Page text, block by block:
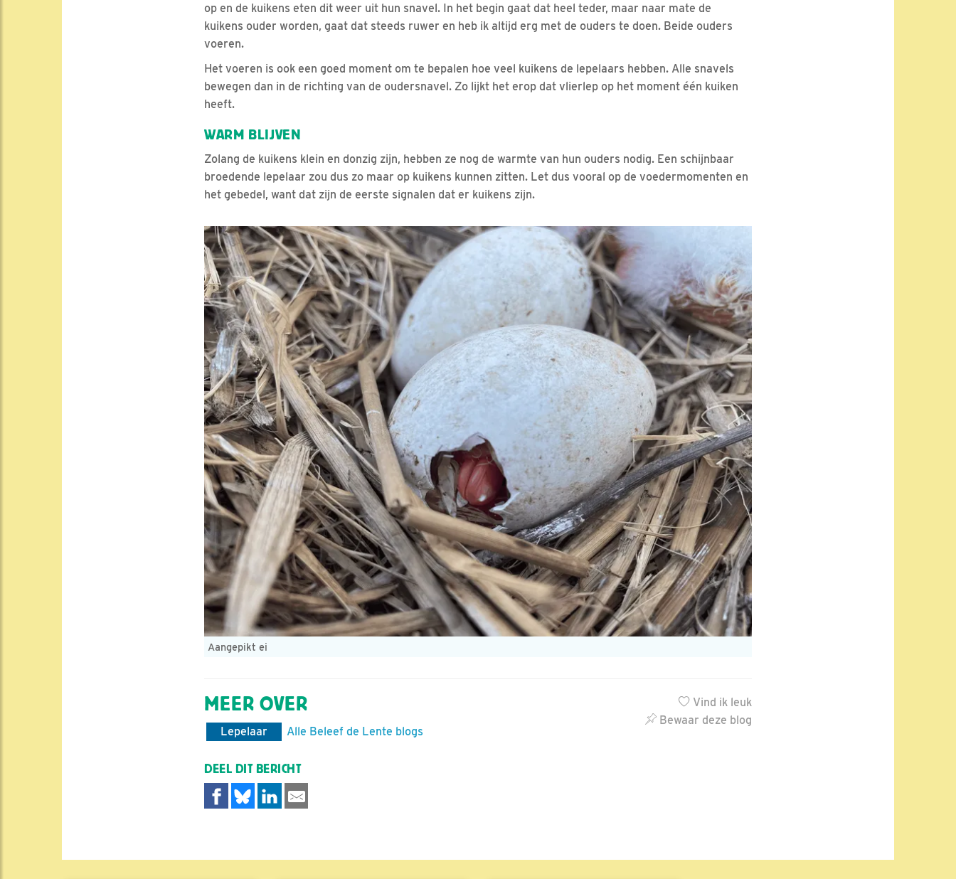
op en de kuikens eten dit weer uit hun snavel. In het begin gaat dat heel teder, maar naar mate de
kuikens ouder worden, gaat dat steeds ruwer en heb ik altijd erg met de ouders te doen. Beide ouders
voeren.
Het voeren is ook een goed moment om te bepalen hoe veel kuikens de lepelaars hebben. Alle snavels
bewegen dan in de richting van de oudersnavel. Zo lijkt het erop dat vlierlep op het moment één kuiken
heeft.
WARM BLIJVEN
Zolang de kuikens klein en donzig zijn, hebben ze nog de warmte van hun ouders nodig. Een schijnbaar
broedende lepelaar zou dus zo maar op kuikens kunnen zitten. Let dus vooral op de voedermomenten en
het gebedel, want dat zijn de eerste signalen dat er kuikens zijn.
Aangepikt ei
Vind ik leuk
Bewaar deze blog
MEER OVER
Lepelaar Alle Beleef de Lente blogs
DEEL DIT BERICHT